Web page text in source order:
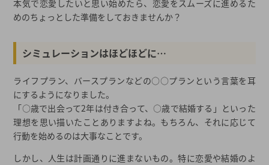
本気で恋愛したいと思い始めたら、恋愛をスムーズに進めるた
めのちょっとした準備をしておきませんか？
シミュレーションはほどほどに…
ライフプラン、バースプランなどの○○プランという言葉を耳
にするようになりました。
「○歳で出会って2年は付き合って、○歳で結婚する」といった
理想を思い描いたことありますよね。もちろん、それに応じて
行動を始めるのは大事なことです。
しかし、人生は計画通りに進まないもの。特に恋愛や結婚のよ